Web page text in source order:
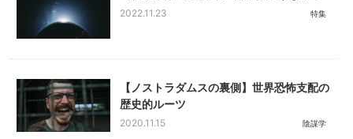
2022.11.23 特集
【ノストラダムスの裏側】世界恐怖支配の
歴史的ルーツ
2020.11.15 陰謀学